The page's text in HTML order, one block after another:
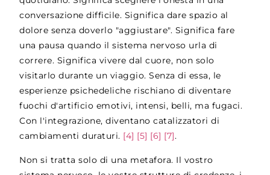
conversazione difficile. Significa dare spazio al
dolore senza doverlo "aggiustare". Significa fare
una pausa quando il sistema nervoso urla di
correre. Significa vivere dal cuore, non solo
visitarlo durante un viaggio. Senza di essa, le
esperienze psichedeliche rischiano di diventare
fuochi d'artificio emotivi, intensi, belli, ma fugaci.
Con l'integrazione, diventano catalizzatori di
cambiamenti duraturi. [4] [5] [6] [7].
Non si tratta solo di una metafora. Il vostro